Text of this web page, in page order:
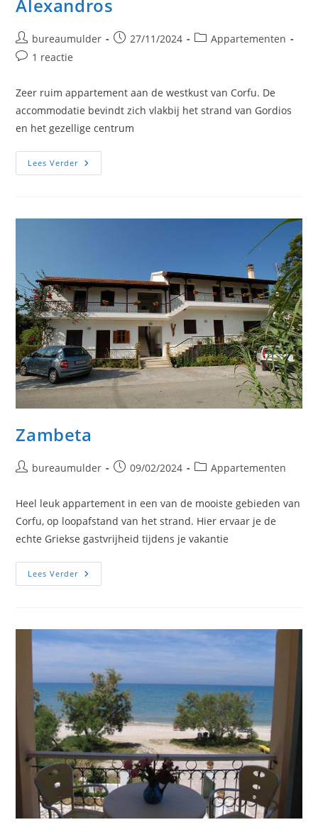
Alexandros
Bericht
auteur:
bureaumulder
Bericht27/11/2024 Berichtcategorie:
Appartementen
Bericht1 reactie
Zeer ruim appartement aan de westkust van Corfu. De
accommodatie bevindt zich vlakbij het strand van Gordios
en het gezellige centrum
Lees VerderAlexandros
Zambeta
Berichtbureaumulder
Bericht09/02/2024 Berichtcategorie:
Appartementen
Heel leuk appartement in een van de mooiste gebieden van
Corfu, op loopafstand van het strand. Hier ervaar je de
echte Griekse gastvrijheid tijdens je vakantie
Lees VerderZambeta